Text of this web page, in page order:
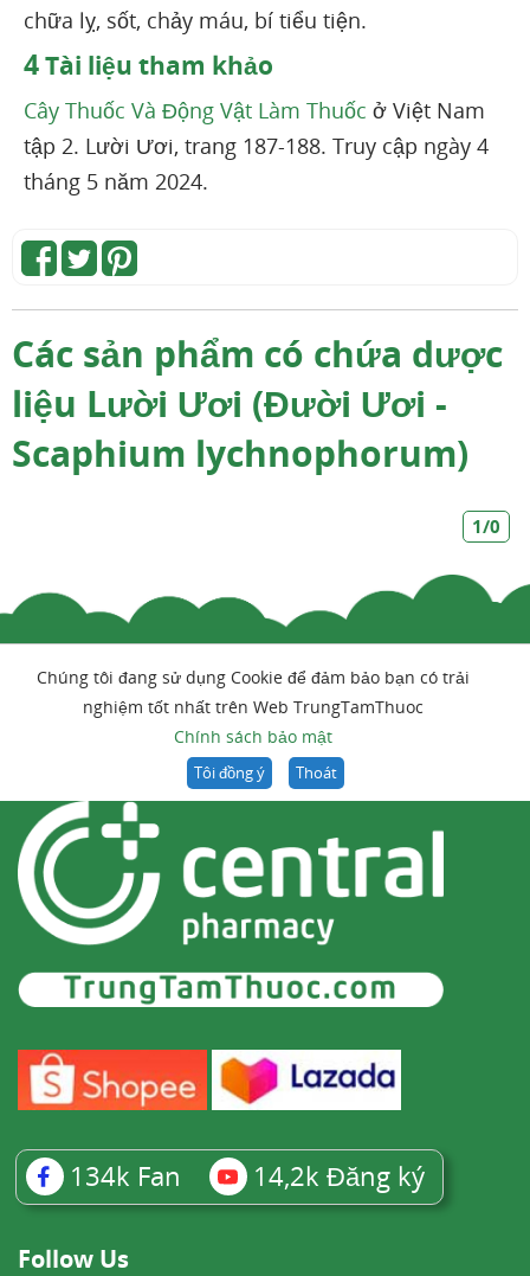
chữa lỵ, sốt, chảy máu, bí tiểu tiện.
4Tài liệu tham khảo
Cây Thuốc Và Động Vật Làm Thuốc ở Việt Nam
tập 2. Lười Ươi, trang 187-188. Truy cập ngày 4
tháng 5 năm 2024.
Các sản phẩm có chứa dược
liệu Lười Ươi (Đười Ươi -
Scaphium lychnophorum)
1/0
Chúng tôi đang sử dụng Cookie để đảm bảo bạn có trải
nghiệm tốt nhất trên Web TrungTamThuoc
Chính sách bảo mật
Tôi đồng ý Thoát
134k Fan 14,2k Đăng ký
Follow Us